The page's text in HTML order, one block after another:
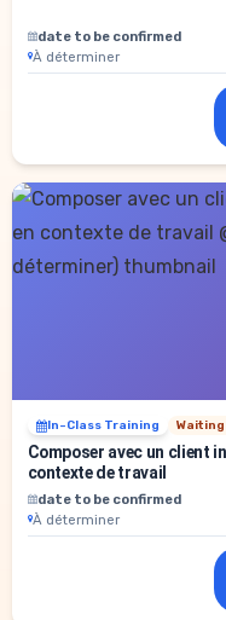
date to be confirmed
À déterminer
In-Class Training
Composer avec un client
contexte de travail
date to be confirmed
À déterminer